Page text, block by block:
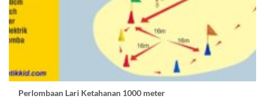
Perlombaan Lari Ketahanan 1000 meter